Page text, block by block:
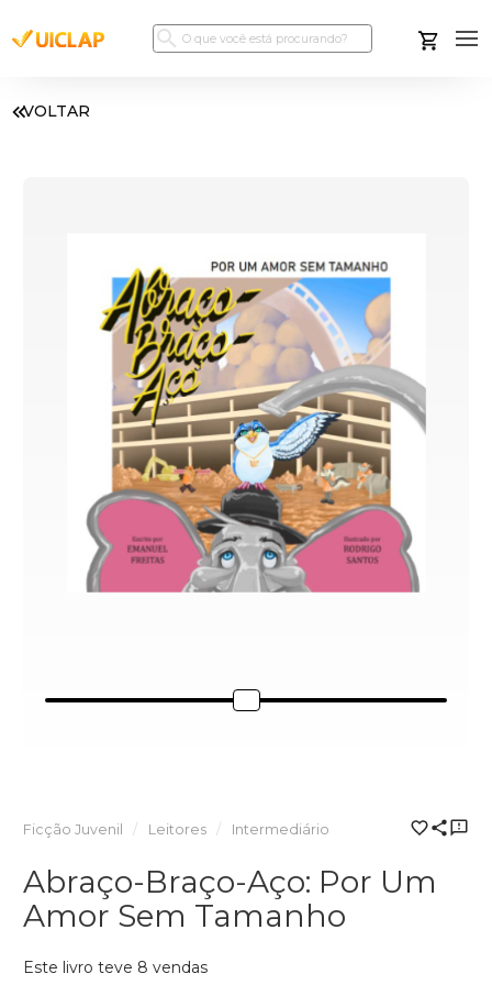
VOLTAR
Ficção Juvenil Leitores Intermediário
Abraço-Braço-Aço: Por Um
Amor Sem Tamanho
Este livro teve 8 vendas